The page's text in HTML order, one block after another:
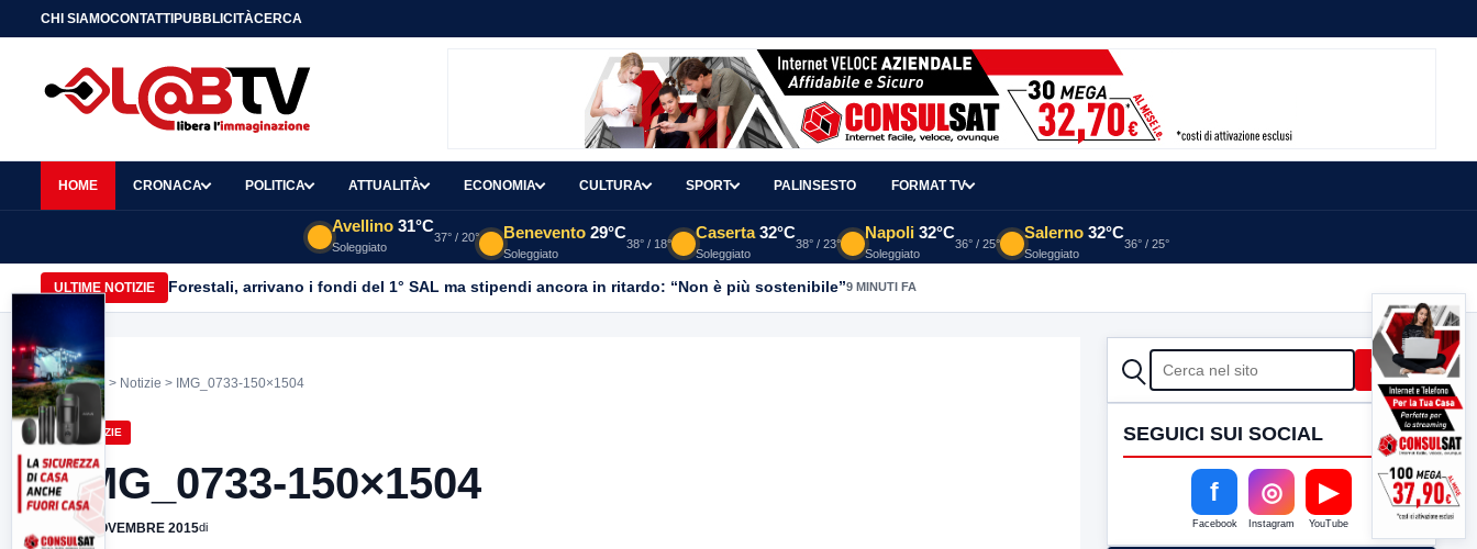
CHI SIAMOCONTATTIPUBBLICITÀCERCA
HOME CRONACA POLITICA ATTUALITÀ ECONOMIA CULTURA SPORT PALINSESTO FORMAT TV
Avellino 31°C
Soleggiato
37° / 20° Benevento 29°C
Soleggiato
38° / 18°
Caserta 32°C
Soleggiato
38° / 23°
Napoli 32°C
Soleggiato
36° / 25°
Salerno 32°C
Soleggiato
36° / 25°
ULTIME NOTIZIE Forestali, arrivano i fondi del 1° SAL ma stipendi ancora in ritardo: “Non è più sostenibile”9 MINUTI FA
Home > Notizie > IMG_0733-150×1504
NOTIZIE
IMG_0733-150×1504
30 NOVEMBRE 2015di
CERCA Cerca
SEGUICI SUI SOCIAL
f
Facebook
◎
Instagram
▶
YouTube